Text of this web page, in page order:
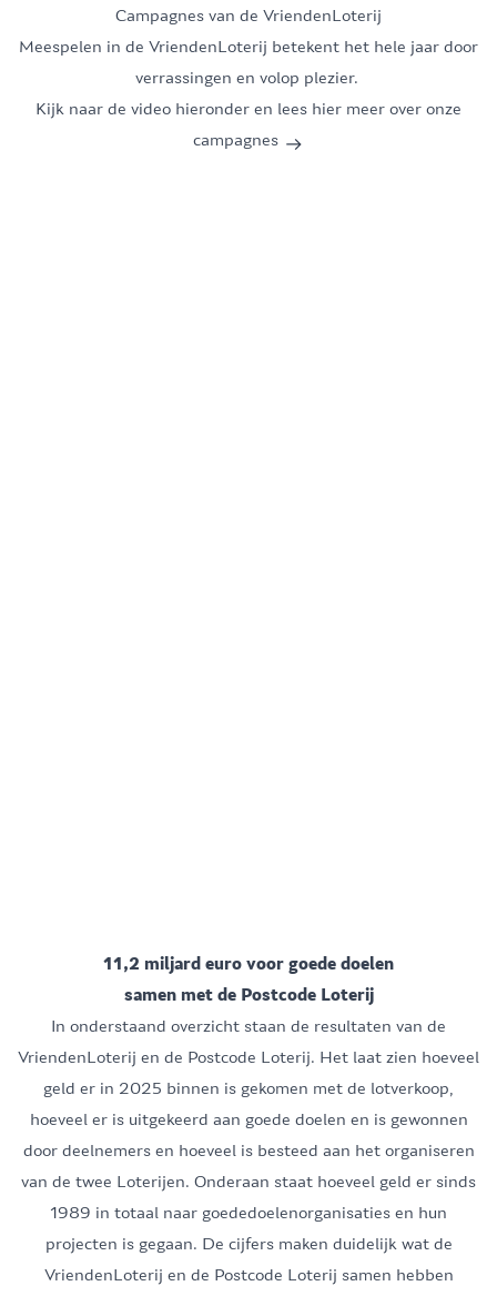
Campagnes van de VriendenLoterij
Meespelen in de VriendenLoterij betekent het hele jaar door
verrassingen en volop plezier.
Kijk naar de video hieronder en lees hier meer over onze
campagnes
11,2 miljard euro voor goede doelen
samen met de Postcode Loterij
In onderstaand overzicht staan de resultaten van de
VriendenLoterij en de Postcode Loterij. Het laat zien hoeveel
geld er in 2025 binnen is gekomen met de lotverkoop,
hoeveel er is uitgekeerd aan goede doelen en is gewonnen
door deelnemers en hoeveel is besteed aan het organiseren
van de twee Loterijen. Onderaan staat hoeveel geld er sinds
1989 in totaal naar goededoelenorganisaties en hun
projecten is gegaan. De cijfers maken duidelijk wat de
VriendenLoterij en de Postcode Loterij samen hebben